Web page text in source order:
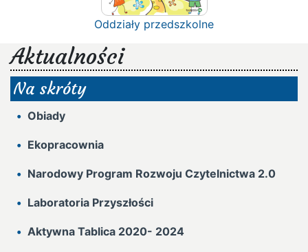
Oddziały przedszkolne
Aktualności
Na skróty
Obiady
Ekopracownia
Narodowy Program Rozwoju Czytelnictwa 2.0
Laboratoria Przyszłości
Aktywna Tablica 2020- 2024